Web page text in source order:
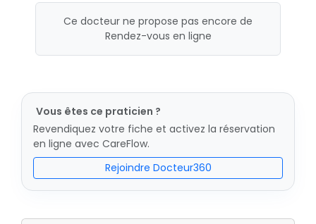
Ce docteur ne propose pas encore de
Rendez-vous en ligne
Vous êtes ce praticien ?
Revendiquez votre fiche et activez la réservation
en ligne avec CareFlow.
Rejoindre Docteur360